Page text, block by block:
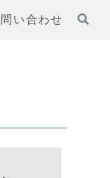
い合わせ